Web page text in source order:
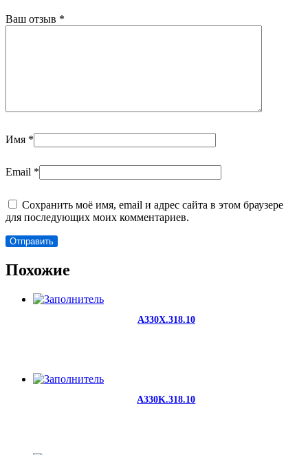
Ваш отзыв *
Имя *
Email *
Сохранить моё имя, email и адрес сайта в этом браузере
для последующих моих комментариев.
Похожие
A330X.318.10
A330K.318.10